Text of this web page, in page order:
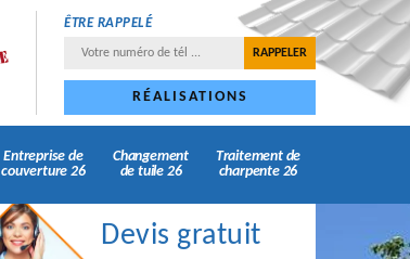
ÊTRE RAPPELÉ
RÉALISATIONS
Entreprise de
couverture 26
Changement
de tuile 26
Traitement de
charpente 26
Devis gratuit